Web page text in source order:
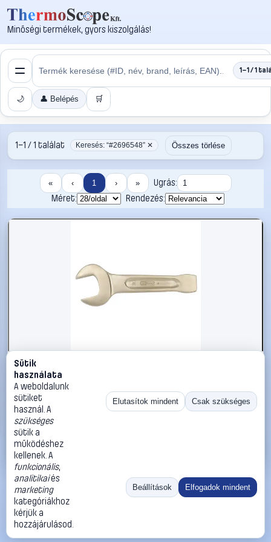
Minőségi termékek, gyors kiszolgálás!
1–1 / 1
🌙 👤 Belépés 🛒
1–1 / 1 találat Keresés: “#2696548” ✕ Összes törlése
« ‹ 1 › »
Ugrás:
Méret:
Rendezés:
#2696548
KS Tools 9637649 963.7649 Ütős csavarkulcs
Kulcsszélesség (metrikus) 71 mm
KS Tools Egyoldalas villáskulcsok
151 990 Ft
Kosárba
«
Ugrás:
Méret:
Rendezés:
©2026
ThermoScope
ÁSZF
Cégbemutató
Sütik
használata
A weboldalunk
sütiket
használ. A
szükséges
sütik a
működéshez
kellenek. A
funkcionális,
analitikaiés
marketing
kategóriákhoz
kérjük a
hozzájárulásod.
Elutasítok mindent Csak szükséges
Beállítások Elfogadok mindent